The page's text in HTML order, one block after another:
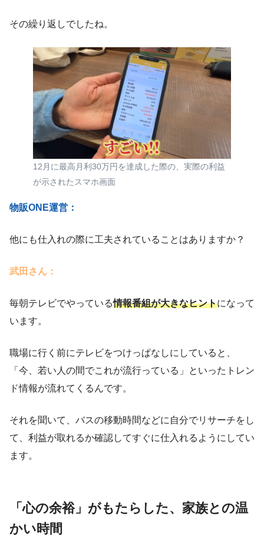
その繰り返しでしたね。
12月に最高月利30万円を達成した際の、実際の利益
が示されたスマホ画面
物販ONE運営：
他にも仕入れの際に工夫されていることはありますか？
武田さん：
毎朝テレビでやっている情報番組が大きなヒントになって
います。
職場に行く前にテレビをつけっぱなしにしていると、
「今、若い人の間でこれが流行っている」といったトレン
ド情報が流れてくるんです。
それを聞いて、バスの移動時間などに自分でリサーチをし
て、利益が取れるか確認してすぐに仕入れるようにしてい
ます。
「心の余裕」がもたらした、家族との温
かい時間